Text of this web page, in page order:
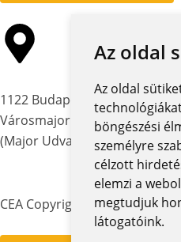
Az oldal
Az oldal
böngészési
személyre
célzott
elemzi a
megtudjuk
látogatóink.
1122 Budapest,
Városmajor utca 12-14.
(Major Udvar Irodaház)
CEA Copyright © 2026 |